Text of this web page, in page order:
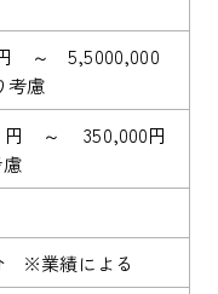
円 ～ 5,5000,000
考慮
円 ～ 350,000円
※業績による